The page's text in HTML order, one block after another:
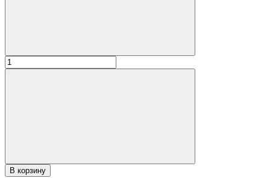
В корзину